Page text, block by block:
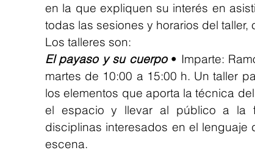
en la que expliquen su interés en
todas las sesiones y horarios del
Los talleres son:
El payaso y su cuerpo • Imparte:
martes de 10:00 a 15:00 h. Un taller
los elementos que aporta la técnica
el espacio y llevar al público a la
disciplinas interesados en el
escena.